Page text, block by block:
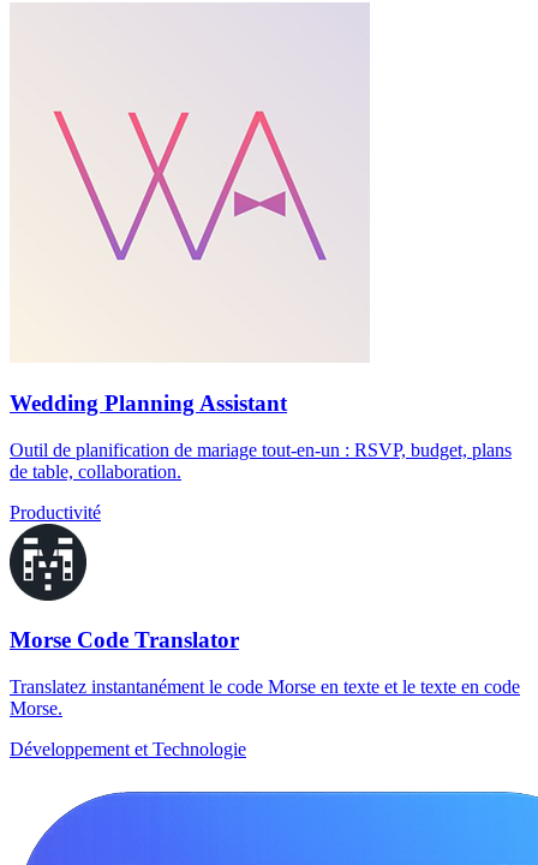
Wedding Planning Assistant
Outil de planification de mariage tout-en-un : RSVP, budget, plans
de table, collaboration.
Productivité
Morse Code Translator
Translatez instantanément le code Morse en texte et le texte en code
Morse.
Développement et Technologie